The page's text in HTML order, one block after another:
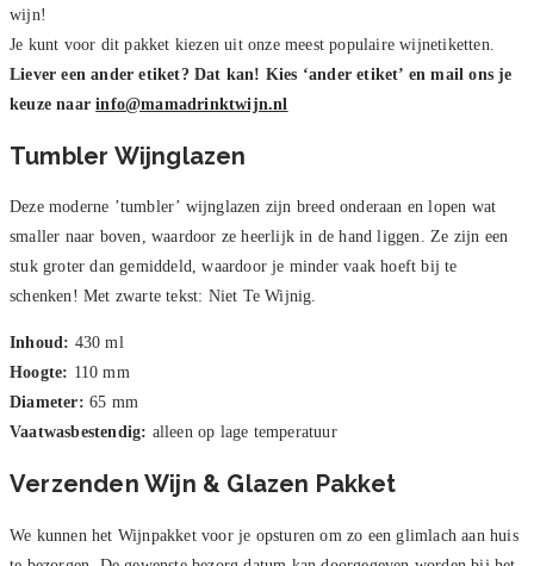
wijn!
Je kunt voor dit pakket kiezen uit onze meest populaire wijnetiketten.
Liever een ander etiket? Dat kan! Kies ‘ander etiket’ en mail ons je
keuze naarinfo@mamadrinktwijn.nl
Tumbler Wijnglazen
Deze moderne ’tumbler’ wijnglazen zijn breed onderaan en lopen wat
smaller naar boven, waardoor ze heerlijk in de hand liggen. Ze zijn een
stuk groter dan gemiddeld, waardoor je minder vaak hoeft bij te
schenken! Met zwarte tekst: Niet Te Wijnig.
Inhoud: 430 ml
Hoogte: 110 mm
Diameter: 65 mm
Vaatwasbestendig: alleen op lage temperatuur
Verzenden Wijn & Glazen Pakket
We kunnen het Wijnpakket voor je opsturen om zo een glimlach aan huis